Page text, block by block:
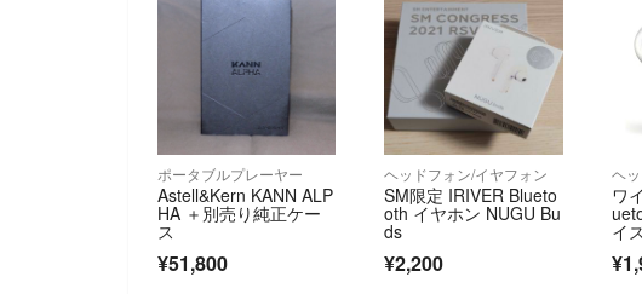
ポータブルプレーヤー
Astell&Kern KANN ALP
HA ＋別売り純正ケー
ス
¥51,800
ヘッドフォン/イヤフォン
SM限定 IRIVER Blueto
oth イヤホン NUGU Bu
ds
¥2,200
ヘ
ワ
イ